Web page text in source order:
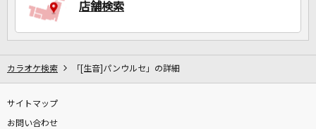
自宅でカラオケ歌い放題！
店舗検索
カラオケ検索 「[生音]パンウルセ」の詳細
サイトマップ
お問い合わせ